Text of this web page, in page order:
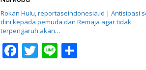
Rokan Hulu, reportaseindonesia.id | Antisipasi
dini kepada pemuda dan Remaja agar tidak
terpengaruh akan…
F T Li